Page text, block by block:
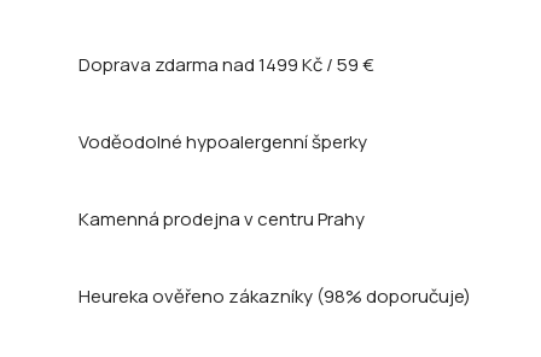
Doprava zdarma nad1499 Kč / 59 €
Voděodolné hypoalergenní šperky
Kamenná prodejnav centru Prahy
Heureka ověřeno zákazníky (98% doporučuje)